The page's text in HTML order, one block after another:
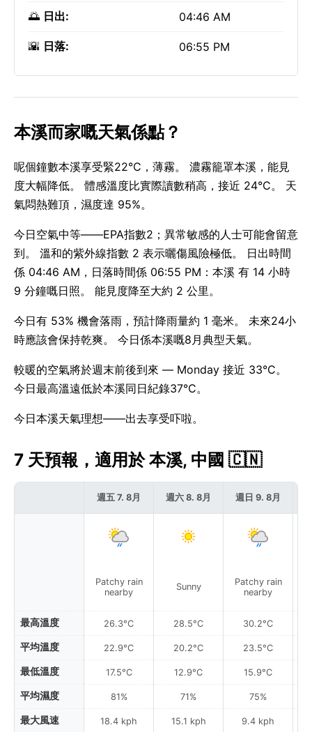
🌅 日出: 04:46 AM
🌇 日落: 06:55 PM
本溪而家嘅天氣係點？
呢個鐘數本溪享受緊22°C，薄霧。 濃霧籠罩本溪，能見
度大幅降低。 體感溫度比實際讀數稍高，接近 24°C。 天
氣悶熱難頂，濕度達 95%。
今日空氣中等——EPA指數2；異常敏感的人士可能會留意
到。 溫和的紫外線指數 2 表示曬傷風險極低。 日出時間
係 04:46 AM，日落時間係 06:55 PM：本溪 有 14 小時
9 分鐘嘅日照。 能見度降至大約 2 公里。
今日有 53% 機會落雨，預計降雨量約 1 毫米。 未來24小
時應該會保持乾爽。 今日係本溪嘅8月典型天氣。
較暖的空氣將於週末前後到來 — Monday 接近 33°C。
今日最高溫遠低於本溪同日紀錄37°C。
今日本溪天氣理想——出去享受吓啦。
7 天預報，適用於 本溪, 中國 🇨🇳
最高溫度
平均溫度
最低溫度
平均濕度
最大風速
週五 7. 8月
Patchy rain
nearby
26.3°C
22.9°C
17.5°C
81%
18.4 kph
週六 8. 8月
Sunny
28.5°C
20.2°C
12.9°C
71%
15.1 kph
週日 9. 8月
Patchy rain
nearby
30.2°C
23.5°C
15.9°C
75%
9.4 kph